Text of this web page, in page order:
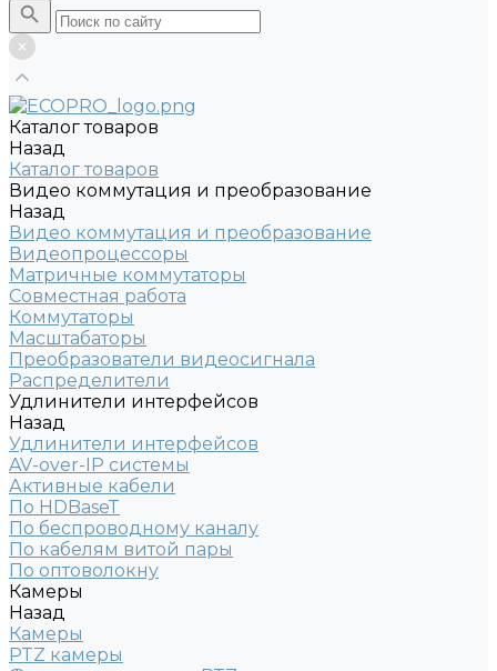
Каталог товаров
Назад
Каталог товаров
Видео коммутация и преобразование
Назад
Видео коммутация и преобразование
Видеопроцессоры
Матричные коммутаторы
Совместная работа
Коммутаторы
Масштабаторы
Преобразователи видеосигнала
Распределители
Удлинители интерфейсов
Назад
Удлинители интерфейсов
AV-over-IP системы
Активные кабели
По HDBaseT
По беспроводному каналу
По кабелям витой пары
По оптоволокну
Камеры
Назад
Камеры
PTZ камеры